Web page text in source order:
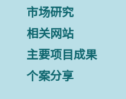
市场研究
相关网站
主要项目成果
个案分享